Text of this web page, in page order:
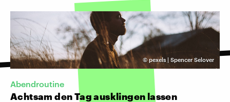
© pexels | Spencer Selover
Abendroutine
Achtsam den Tag ausklingen lassen